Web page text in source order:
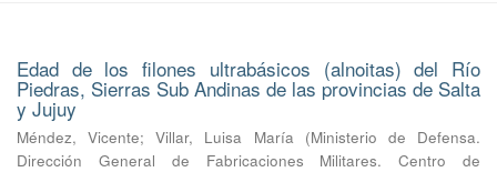
Edad de los filones ultrabásicos (alnoitas) del Río
Piedras, Sierras Sub Andinas de las provincias de Salta
y Jujuy
Méndez, Vicente;Villar, Luisa María (Ministerio de Defensa.
Dirección General de Fabricaciones Militares. Centro de